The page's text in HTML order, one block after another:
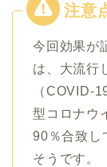
今回効果が
は、大流行
（COVID-
型コロナウ
90％合致し
そうです。